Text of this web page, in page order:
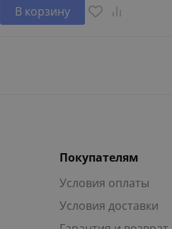
В корзину
Покупателям
Условия оплаты
Условия доставки